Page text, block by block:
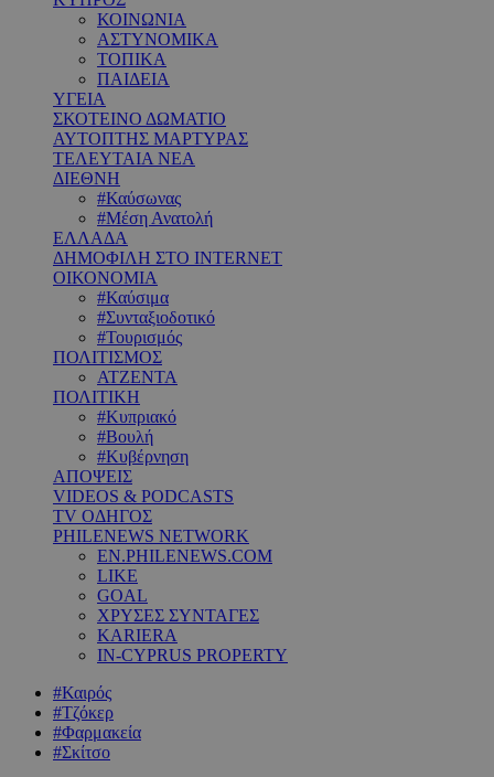
ΚΟΙΝΩΝΙΑ
ΑΣΤΥΝΟΜΙΚΑ
ΤΟΠΙΚΑ
ΠΑΙΔΕΙΑ
ΥΓΕΙΑ
ΣΚΟΤΕΙΝΟ ΔΩΜΑΤΙΟ
ΑΥΤΟΠΤΗΣ ΜΑΡΤΥΡΑΣ
ΤΕΛΕΥΤΑΙΑ ΝΕΑ
ΔΙΕΘΝΗ
#Καύσωνας
#Μέση Ανατολή
ΕΛΛΑΔΑ
ΔΗΜΟΦΙΛΗ ΣΤΟ INTERNET
ΟΙΚΟΝΟΜΙΑ
#Καύσιμα
#Συνταξιοδοτικό
#Τουρισμός
ΠΟΛΙΤΙΣΜΟΣ
ΑΤΖΕΝΤΑ
ΠΟΛΙΤΙΚΗ
#Κυπριακό
#Βουλή
#Κυβέρνηση
ΑΠΟΨΕΙΣ
VIDEOS & PODCASTS
TV ΟΔΗΓΟΣ
PHILENEWS NETWORK
EN.PHILENEWS.COM
LIKE
GOAL
ΧΡΥΣΕΣ ΣΥΝΤΑΓΕΣ
KARIERA
IN-CYPRUS PROPERTY
#Καιρός
#Τζόκερ
#Φαρμακεία
#Σκίτσο